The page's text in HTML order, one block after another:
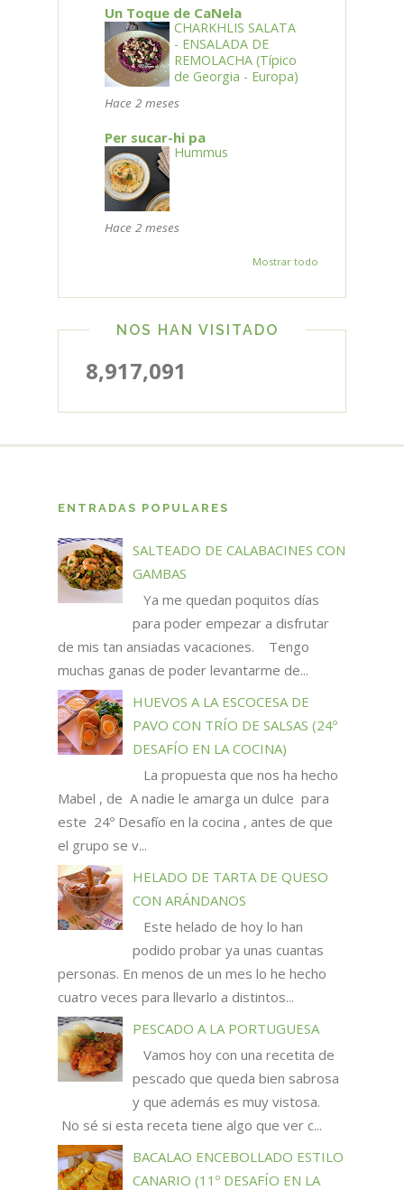
Un Toque de CaNela
CHARKHLIS SALATA
- ENSALADA DE
REMOLACHA (Típico
de Georgia - Europa)
Hace 2 meses
Per sucar-hi pa
Hummus
Hace 2 meses
Mostrar todo
NOS HAN VISITADO
8,917,091
ENTRADAS POPULARES
SALTEADO DE CALABACINES CON
GAMBAS
Ya me quedan poquitos días
para poder empezar a disfrutar
de mis tan ansiadas vacaciones. Tengo
muchas ganas de poder levantarme de...
HUEVOS A LA ESCOCESA DE
PAVO CON TRÍO DE SALSAS (24º
DESAFÍO EN LA COCINA)
La propuesta que nos ha hecho
Mabel , de A nadie le amarga un dulce para
este 24º Desafío en la cocina , antes de que
el grupo se v...
HELADO DE TARTA DE QUESO
CON ARÁNDANOS
Este helado de hoy lo han
podido probar ya unas cuantas
personas. En menos de un mes lo he hecho
cuatro veces para llevarlo a distintos...
PESCADO A LA PORTUGUESA
Vamos hoy con una recetita de
pescado que queda bien sabrosa
y que además es muy vistosa.
No sé si esta receta tiene algo que ver c...
BACALAO ENCEBOLLADO ESTILO
CANARIO (11º DESAFÍO EN LA